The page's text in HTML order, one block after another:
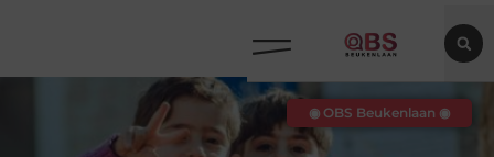
◉ OBS Beukenlaan ◉